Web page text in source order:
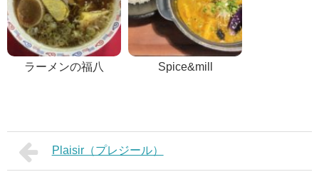
ラーメンの福八 Spice&mill
Plaisir（プレジール）